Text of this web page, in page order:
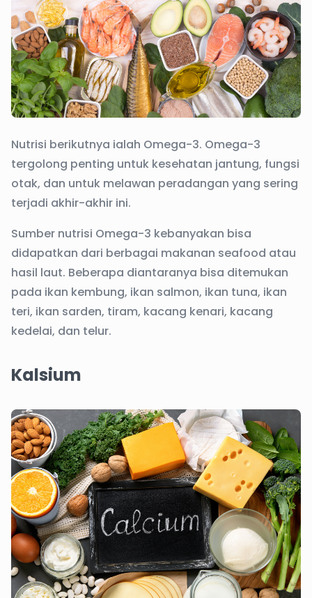
Nutrisi berikutnya ialah Omega-3. Omega-3
tergolong penting untuk kesehatan jantung, fungsi
otak, dan untuk melawan peradangan yang sering
terjadi akhir-akhir ini.
Sumber nutrisi Omega-3 kebanyakan bisa
didapatkan dari berbagai makanan seafood atau
hasil laut. Beberapa diantaranya bisa ditemukan
pada ikan kembung, ikan salmon, ikan tuna, ikan
teri, ikan sarden, tiram, kacang kenari, kacang
kedelai, dan telur.
Kalsium